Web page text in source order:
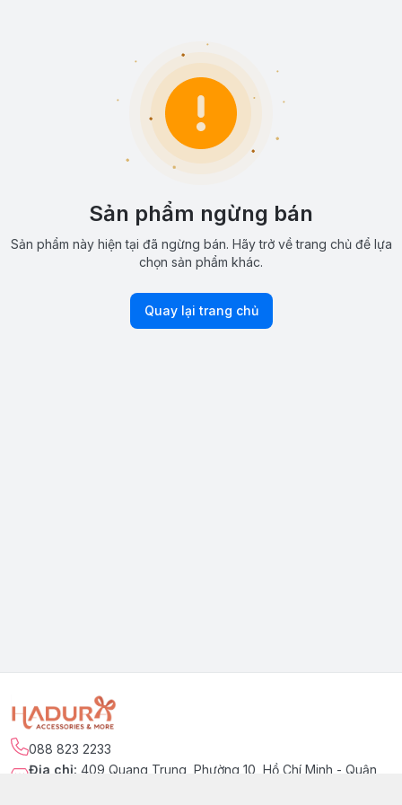
Sản phẩm ngừng bán
Sản phẩm này hiện tại đã ngừng bán. Hãy trở về trang chủ để lựa
chọn sản phẩm khác.
Quay lại trang chủ
088 823 2233
Địa chỉ: 409 Quang Trung, Phường 10, Hồ Chí Minh - Quận